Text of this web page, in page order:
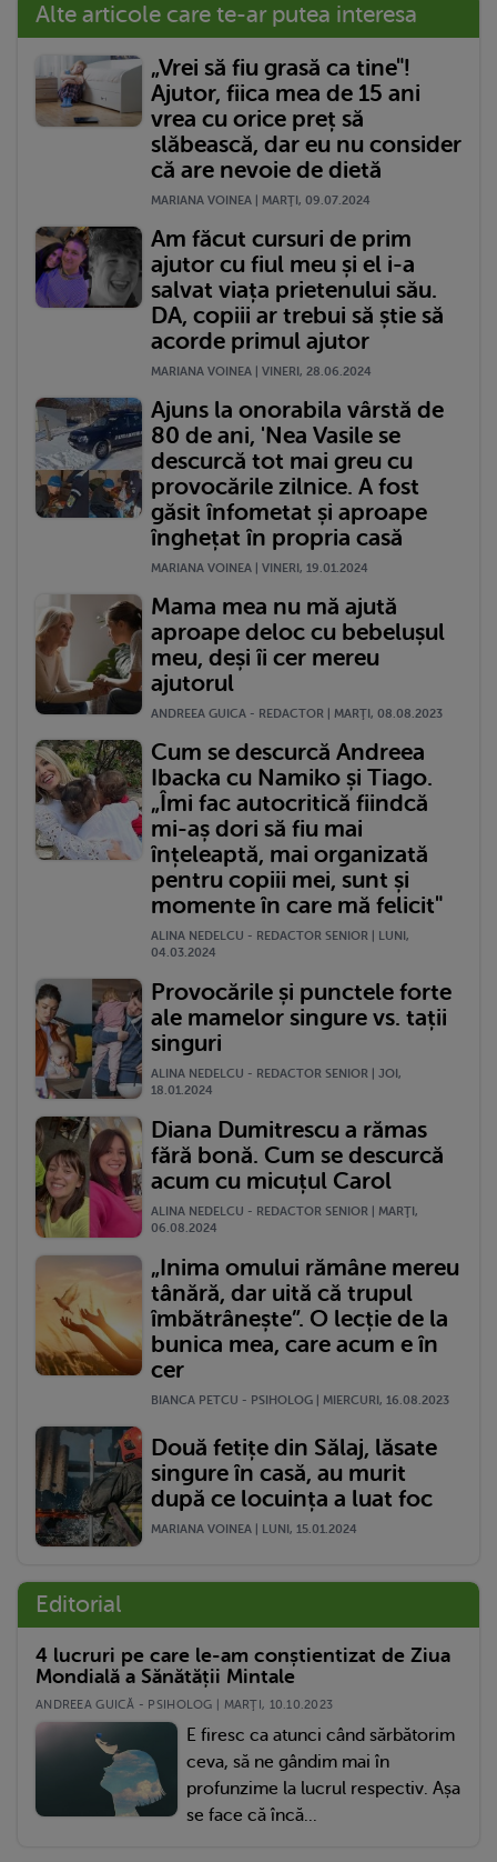
Alte articole care te-ar putea interesa
„Vrei să fiu grasă ca tine"!
Ajutor, fiica mea de 15 ani
vrea cu orice preț să
slăbească, dar eu nu consider
că are nevoie de dietă
MARIANA VOINEA | MARŢI, 09.07.2024
Am făcut cursuri de prim
ajutor cu fiul meu și el i-a
salvat viața prietenului său.
DA, copiii ar trebui să știe să
acorde primul ajutor
MARIANA VOINEA | VINERI, 28.06.2024
Ajuns la onorabila vârstă de
80 de ani, 'Nea Vasile se
descurcă tot mai greu cu
provocările zilnice. A fost
găsit înfometat și aproape
înghețat în propria casă
MARIANA VOINEA | VINERI, 19.01.2024
Mama mea nu mă ajută
aproape deloc cu bebelușul
meu, deși îi cer mereu
ajutorul
ANDREEA GUICA - REDACTOR | MARŢI, 08.08.2023
Cum se descurcă Andreea
Ibacka cu Namiko și Tiago.
„Îmi fac autocritică fiindcă
mi-aș dori să fiu mai
înțeleaptă, mai organizată
pentru copiii mei, sunt și
momente în care mă felicit"
ALINA NEDELCU - REDACTOR SENIOR | LUNI,
04.03.2024
Provocările și punctele forte
ale mamelor singure vs. tații
singuri
ALINA NEDELCU - REDACTOR SENIOR | JOI,
18.01.2024
Diana Dumitrescu a rămas
fără bonă. Cum se descurcă
acum cu micuțul Carol
ALINA NEDELCU - REDACTOR SENIOR | MARŢI,
06.08.2024
„Inima omului rămâne mereu
tânără, dar uită că trupul
îmbătrânește”. O lecție de la
bunica mea, care acum e în
cer
BIANCA PETCU - PSIHOLOG | MIERCURI, 16.08.2023
Două fetițe din Sălaj, lăsate
singure în casă, au murit
după ce locuința a luat foc
MARIANA VOINEA | LUNI, 15.01.2024
Editorial
4 lucruri pe care le-am conștientizat de Ziua
Mondială a Sănătății Mintale
ANDREEA GUICĂ - PSIHOLOG | MARŢI, 10.10.2023
E firesc ca atunci când sărbătorim
ceva, să ne gândim mai în
profunzime la lucrul respectiv. Așa
se face că încă...